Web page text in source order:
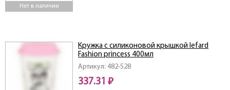
Нет в наличии
Артикул: 482-528
Кружка с силиконовой крышкой lefard
Fashion princess 400мл
337.31 ₽